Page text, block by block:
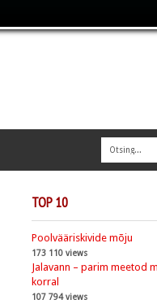
TOP 10
Poolvääriskivide mõju
173 110 views
Jalavann – parim meetod
korral
107 794 views